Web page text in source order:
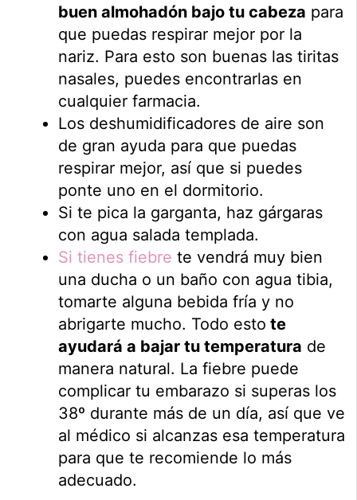
buen almohadón bajo tu cabeza para
que puedas respirar mejor por la
nariz. Para esto son buenas las tiritas
nasales, puedes encontrarlas en
cualquier farmacia.
Los deshumidificadores de aire son
de gran ayuda para que puedas
respirar mejor, así que si puedes
ponte uno en el dormitorio.
Si te pica la garganta, haz gárgaras
con agua salada templada.
Si tienes fiebre te vendrá muy bien
una ducha o un baño con agua tibia,
tomarte alguna bebida fría y no
abrigarte mucho. Todo esto te
ayudará a bajar tu temperatura de
manera natural. La fiebre puede
complicar tu embarazo si superas los
38º durante más de un día, así que ve
al médico si alcanzas esa temperatura
para que te recomiende lo más
adecuado.